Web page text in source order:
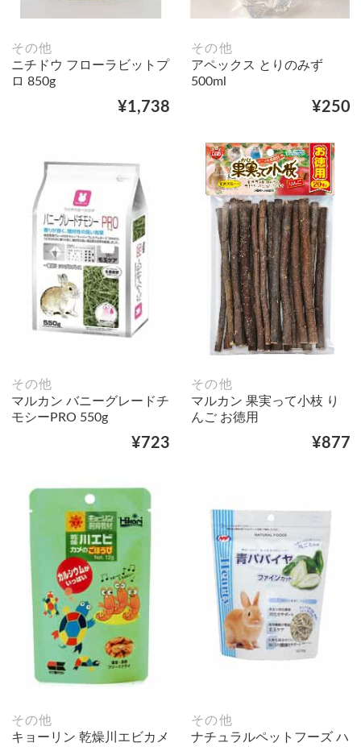
その他
ニチドウ フローラビットプ
ロ 850g
¥1,738
その他
アペックス とりのみず
500ml
¥250
その他
マルカン バニーグレードチ
モシーPRO 550g
¥723
その他
マルカン 果実って小枝 り
んご お徳用
¥877
その他
キョーリン 乾燥川エビカメ
その他
ナチュラルペットフーズ ハ